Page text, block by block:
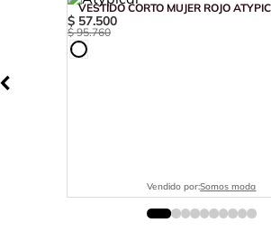
VESTIDO CORTO MUJER ROJO
$ 57.500
$ 95.760
Vendido por:Somos moda